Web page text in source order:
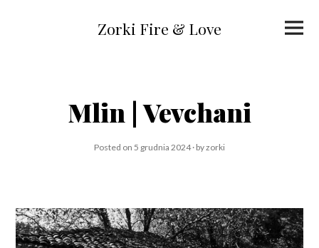
content
Zorki Fire & Love
Menu
Mlin | Vevchani
Posted on 5 grudnia 2024 byzorki